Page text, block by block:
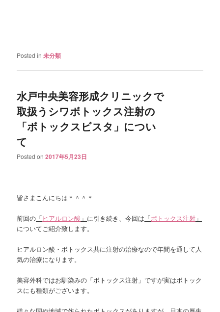
Posted in 未分類
水戸中央美容形成クリニックで
取扱うシワボトックス注射の
「ボトックスビスタ」につい
て
Posted on2017年5月23日
皆さまこんにちは＊＾＾＊
前回の 「ヒアルロン酸 」 に引き続き、今回は 「ボトックス注射 」
についてご紹介致します。
ヒアルロン酸・ボトックス共に注射の治療なので年間を通して人
気の治療になります。
美容外科ではお馴染みの「ボトックス注射」ですが実はボトック
スにも種類がございます。